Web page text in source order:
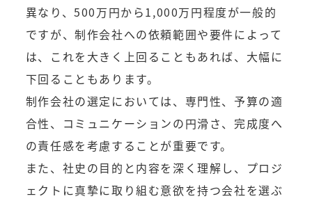
異なり、500万円から1,000万円程度が一般的
ですが、制作会社への依頼範囲や要件によって
は、これを大きく上回ることもあれば、大幅に
下回ることもあります。
制作会社の選定においては、専門性、予算の適
合性、コミュニケーションの円滑さ、完成度へ
の責任感を考慮することが重要です。
また、社史の目的と内容を深く理解し、プロジ
ェクトに真摯に取り組む意欲を持つ会社を選ぶ